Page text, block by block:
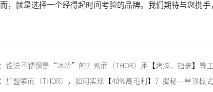
，就是选择一个经得起时间考验的品牌。我们期待与您携手
加盟索而（THOR），如何实现【40%高毛利】？揭秘一单顶板